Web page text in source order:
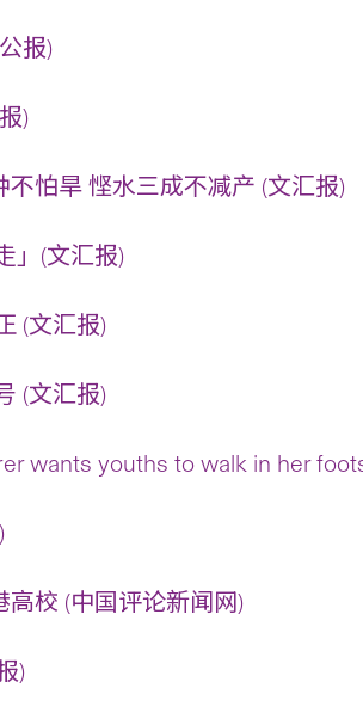
报)
)
怕旱 悭水三成不减产 (文汇报)
」(文汇报)
(文汇报)
(文汇报)
wants youths to walk in her
校 (中国评论新闻网)
)